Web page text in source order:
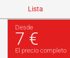
Lista
Desde
7 €
El precio completo